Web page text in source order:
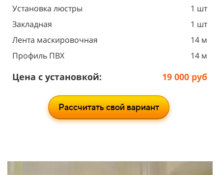
Установка люстры
1 шт
Закладная
1 шт
Лента маскировочная
14 м
Профиль ПВХ
14 м
Цена с установкой: 19 000 руб
Рассчитать свой вариант